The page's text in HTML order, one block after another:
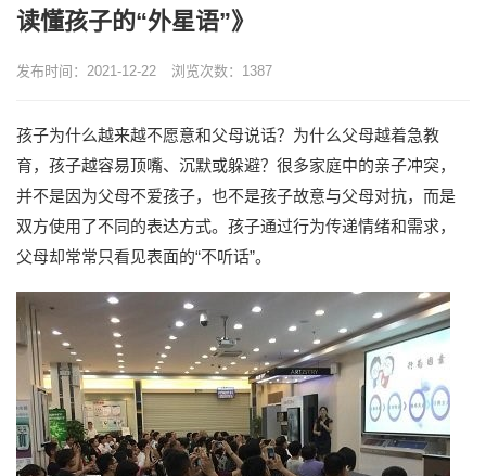
读懂孩子的“外星语”》
发布时间：2021-12-22 浏览次数： 1387
孩子为什么越来越不愿意和父母说话？为什么父母越着急教
育，孩子越容易顶嘴、沉默或躲避？很多家庭中的亲子冲突，
并不是因为父母不爱孩子，也不是孩子故意与父母对抗，而是
双方使用了不同的表达方式。孩子通过行为传递情绪和需求，
父母却常常只看见表面的“不听话”。